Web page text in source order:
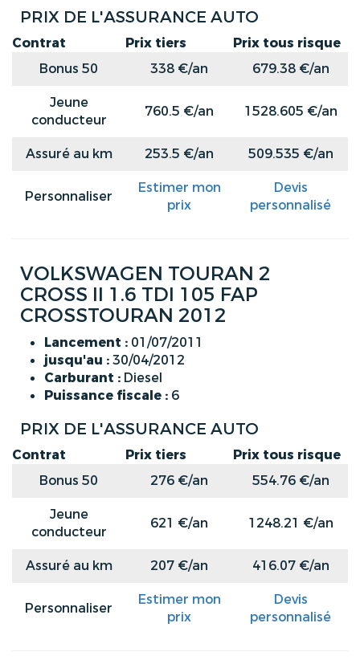
PRIX DE L'ASSURANCE AUTO
Contrat Prix tiers
Prix tous risque
Bonus 50
338 €/an
679.38 €/an
Jeune
conducteur
760.5 €/an 1528.605 €/an
Assuré au km 253.5 €/an 509.535 €/an
Personnaliser
Estimer mon
prix
Devis
personnalisé
VOLKSWAGEN TOURAN 2
CROSS II 1.6 TDI 105 FAP
CROSSTOURAN 2012
Lancement : 01/07/2011
jusqu'au :30/04/2012
Carburant : Diesel
Puissance fiscale : 6
PRIX DE L'ASSURANCE AUTO
Contrat Prix tiers
Prix tous risque
Bonus 50
276 €/an
554.76 €/an
Jeune
conducteur
621 €/an 1248.21 €/an
Assuré au km 207 €/an 416.07 €/an
Personnaliser
Estimer mon
prix
Devis
personnalisé